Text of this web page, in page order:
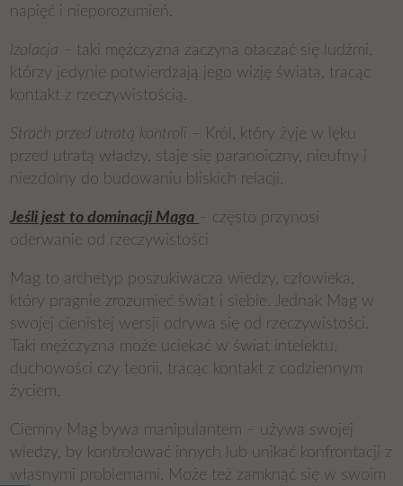
napięć i nieporozumień.
Izolacja – taki mężczyzna zaczyna otaczać się ludźmi,
którzy jedynie potwierdzają jego wizję świata, tracąc
kontakt z rzeczywistością.
Strach przed utratą kontroli – Król, który żyje w lęku
przed utratą władzy, staje się paranoiczny, nieufny i
niezdolny do budowaniu bliskich relacji.
Jeśli jest to dominacji Maga
często przynosi
oderwanie od rzeczywistości
Mag to archetyp poszukiwacza wiedzy, człowieka,
który pragnie zrozumieć świat i siebie. Jednak Mag w
swojej cienistej wersji odrywa się od rzeczywistości.
Taki mężczyzna może uciekać w świat intelektu,
duchowości czy teorii, tracąc kontakt z codziennym
życiem.
Ciemny Mag bywa manipulantem – używa swojej
wiedzy, by kontrolować innych lub unikać konfrontacji z
własnymi problemami. Może też zamknąć się w swoim